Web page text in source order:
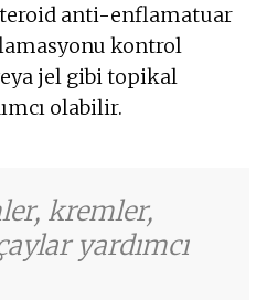
anti-enflamatuar
kontrol
jel gibi topikal
olabilir.
kremler,
yardımcı